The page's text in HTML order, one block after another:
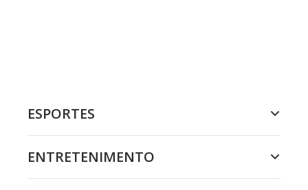
ESPORTES
ENTRETENIMENTO